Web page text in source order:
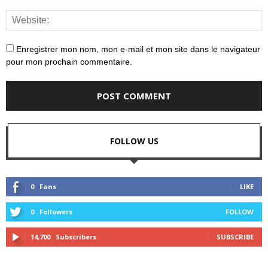
Enregistrer mon nom, mon e-mail et mon site dans le navigateur
pour mon prochain commentaire.
FOLLOW US
0 Fans LIKE
0 Followers FOLLOW
14,700 Subscribers SUBSCRIBE